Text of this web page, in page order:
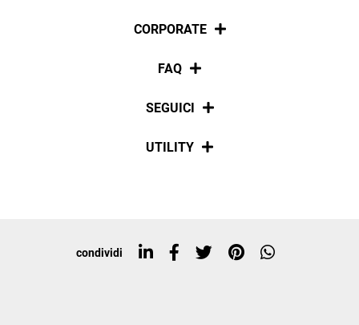
CORPORATE
Chi siamo
FAQ
Pagamenti
SEGUICI
Social
UTILITY
Top ricerche
condividi